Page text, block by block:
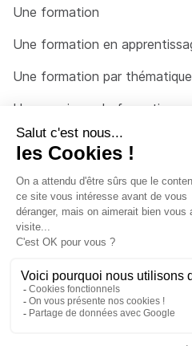
Une formation
Une formation en
Une formation par thématique
Un organisme de formation
Un conseiller
© 2026 - Côté Formations - par
Menu Pied de page
Mentions Légales